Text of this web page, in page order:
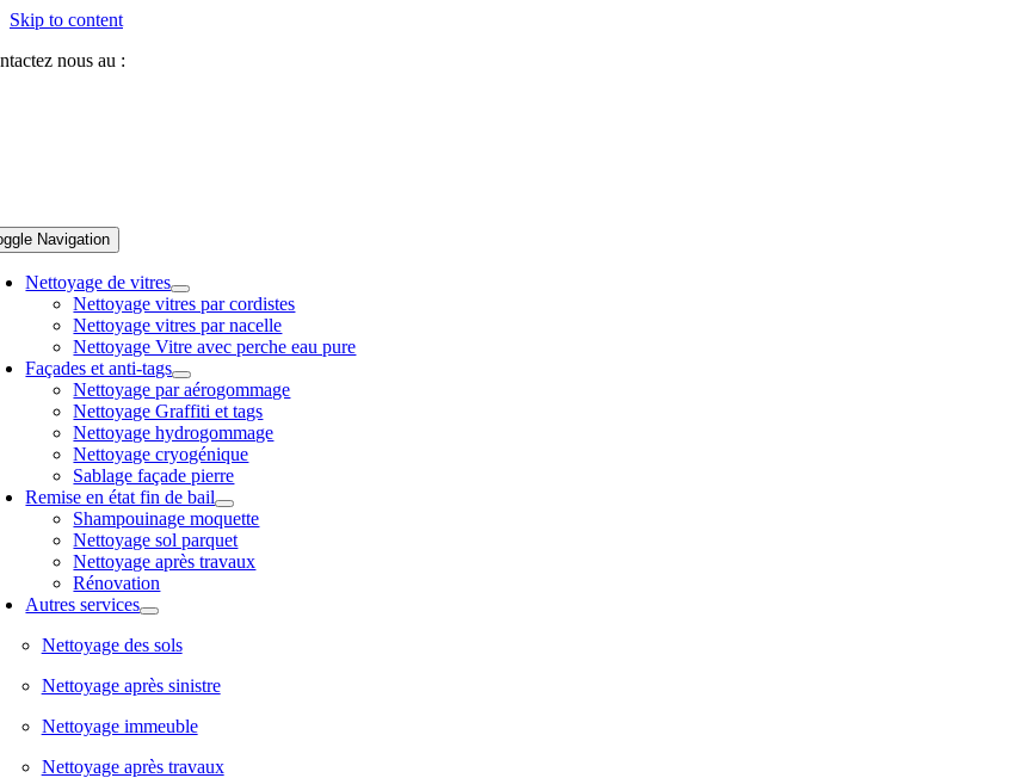
Skip to content
nous au :
Navigation
Nettoyage de vitres
Nettoyage vitres par cordistes
Nettoyage vitres par nacelle
Nettoyage Vitre avec perche eau pure
Façades et anti-tags
Nettoyage par aérogommage
Nettoyage Graffiti et tags
Nettoyage hydrogommage
Nettoyage cryogénique
Sablage façade pierre
Remise en état fin de bail
Shampouinage moquette
Nettoyage sol parquet
Nettoyage après travaux
Rénovation
Autres services
Nettoyage des sols
Nettoyage après sinistre
Nettoyage immeuble
Nettoyage après travaux